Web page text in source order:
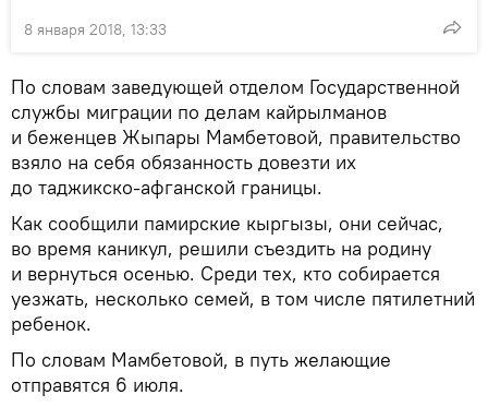
8 января 2018, 13:33
По словам заведующей отделом Государственной
службы миграции по делам кайрылманов
и беженцев Жыпары Мамбетовой, правительство
взяло на себя обязанность довезти их
до таджикско-афганской границы.
Как сообщили памирские кыргызы, они сейчас,
во время каникул, решили съездить на родину
и вернуться осенью. Среди тех, кто собирается
уезжать, несколько семей, в том числе пятилетний
ребенок.
По словам Мамбетовой, в путь желающие
отправятся 6 июля.